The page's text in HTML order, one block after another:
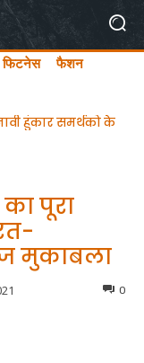
फिटनेस फैशन
पूरा
मुकाबला
0